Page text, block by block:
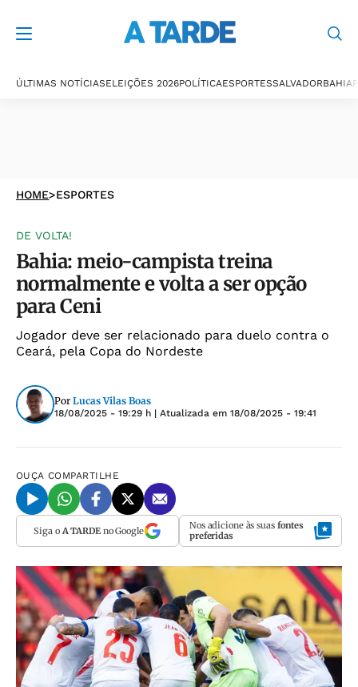
ÚLTIMAS NOTÍCIASELEIÇÕES 2026POLÍTICAESPORTESSALVADORBAHIA
HOME>ESPORTES
DE VOLTA!
Bahia: meio-campista treina
normalmente e volta a ser opção
para Ceni
Jogador deve ser relacionado para duelo contra o
Ceará, pela Copa do Nordeste
Por Lucas Vilas Boas
18/08/2025 - 19:29 h | Atualizada em 18/08/2025 - 19:41
OUÇA COMPARTILHE
Siga o A TARDEno Google Nos adicione às suas fontes
preferidas